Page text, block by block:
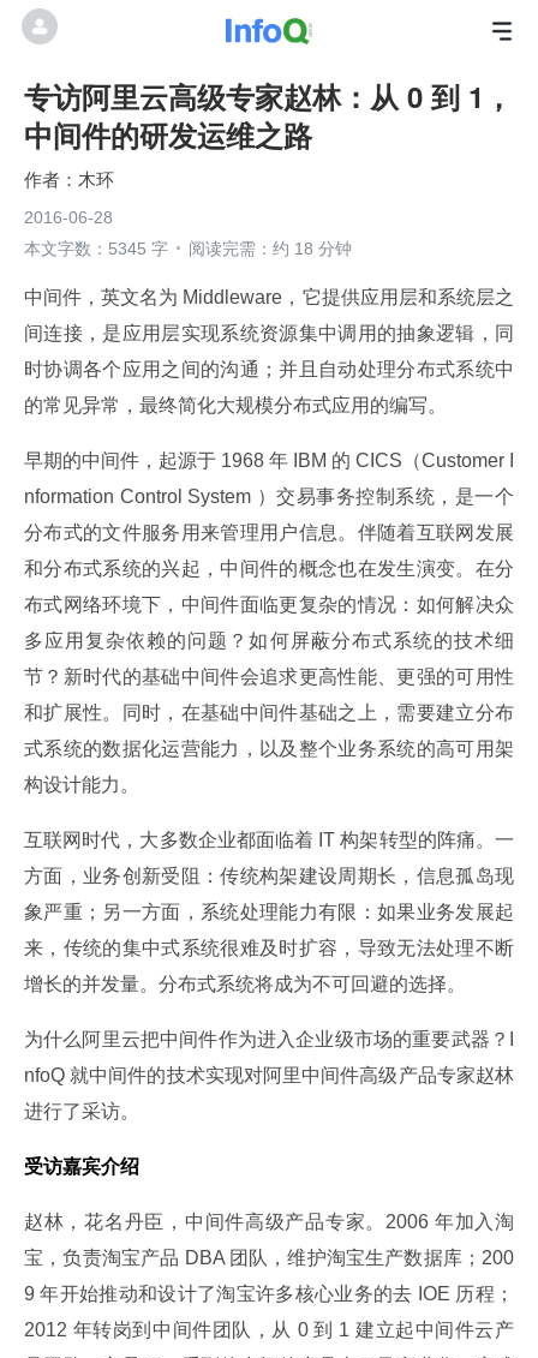
专访阿里云高级专家赵林：从 0 到 1，
中间件的研发运维之路
木环
2016-06-28
本文字数：5345 字
阅读完需：约 18 分钟
中间件，英文名为 Middleware，它提供应用层和系统层之
间连接，是应用层实现系统资源集中调用的抽象逻辑，同
时协调各个应用之间的沟通；并且自动处理分布式系统中
的常见异常，最终简化大规模分布式应用的编写。
早期的中间件，起源于 1968 年 IBM 的 CICS（Customer I
nformation Control System ）交易事务控制系统，是一个
分布式的文件服务用来管理用户信息。伴随着互联网发展
和分布式系统的兴起，中间件的概念也在发生演变。在分
布式网络环境下，中间件面临更复杂的情况：如何解决众
多应用复杂依赖的问题？如何屏蔽分布式系统的技术细
节？新时代的基础中间件会追求更高性能、更强的可用性
和扩展性。同时，在基础中间件基础之上，需要建立分布
式系统的数据化运营能力，以及整个业务系统的高可用架
构设计能力。
互联网时代，大多数企业都面临着 IT 构架转型的阵痛。一
方面，业务创新受阻：传统构架建设周期长，信息孤岛现
象严重；另一方面，系统处理能力有限：如果业务发展起
来，传统的集中式系统很难及时扩容，导致无法处理不断
增长的并发量。分布式系统将成为不可回避的选择。
为什么阿里云把中间件作为进入企业级市场的重要武器？I
nfoQ 就中间件的技术实现对阿里中间件高级产品专家赵林
进行了采访。
受访嘉宾介绍
赵林，花名丹臣，中间件高级产品专家。2006 年加入淘
宝，负责淘宝产品 DBA 团队，维护淘宝生产数据库；200
9 年开始推动和设计了淘宝许多核心业务的去 IOE 历程；
2012 年转岗到中间件团队，从 0 到 1 建立起中间件云产